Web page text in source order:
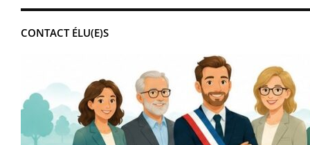
CONTACT ÉLU(E)S